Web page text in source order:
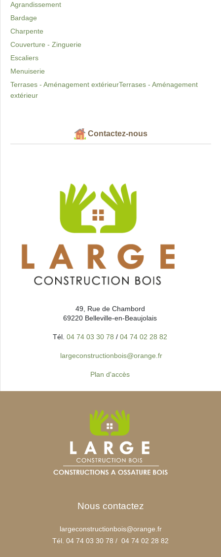
Agrandissement
Bardage
Charpente
Couverture - Zinguerie
Escaliers
Menuiserie
Terrases - Aménagement extérieurTerrases - Aménagement
extérieur
Contactez-nous
49, Rue de Chambord
69220 Belleville-en-Beaujolais
Tél. 04 74 03 30 78 / 04 74 02 28 82
largeconstructionbois@orange.fr
Plan d'accès
Nous contactez
largeconstructionbois@orange.fr
Tél. 04 74 03 30 78 / 04 74 02 28 82